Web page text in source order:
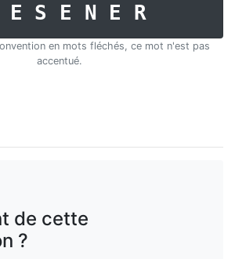
en mots fléchés, ce mot n'est pas
accentué.
de cette
?